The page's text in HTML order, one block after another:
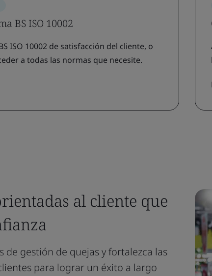
BS ISO 10002
ISO 10002 de satisfacción del cliente, o
a todas las normas que necesite.
al cliente que
de gestión de quejas y fortalezca las
para lograr un éxito a largo